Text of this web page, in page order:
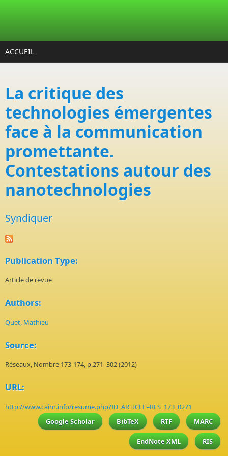
ACCUEIL
La critique des
technologies émergentes
face à la communication
promettante.
Contestations autour des
nanotechnologies
Syndiquer
Publication Type:
Article de revue
Authors:
Quet, Mathieu
Source:
Réseaux, Nombre 173-174, p.271–302 (2012)
URL:
http://www.cairn.info/resume.php?ID_ARTICLE=RES_173_0271
Google Scholar
BibTeX RTF MARC
EndNote XML RIS